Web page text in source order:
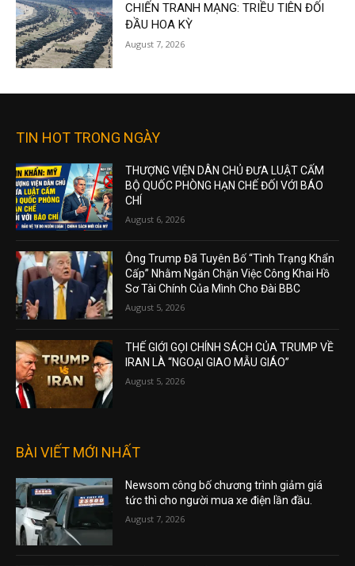
CHIẾN TRANH MẠNG: TRIỀU TIÊN ĐỐI
ĐẦU HOA KỲ
August 7, 2026
TIN HOT TRONG NGÀY
THƯỢNG VIỆN DÂN CHỦ ĐƯA LUẬT CẤM
BỘ QUỐC PHÒNG HẠN CHẾ ĐỐI VỚI BÁO
CHÍ
August 6, 2026
Ông Trump Đã Tuyên Bố “Tình Trạng Khẩn
Cấp” Nhằm Ngăn Chặn Việc Công Khai Hồ
Sơ Tài Chính Của Mình Cho Đài BBC
August 5, 2026
THẾ GIỚI GỌI CHÍNH SÁCH CỦA TRUMP VỀ
IRAN LÀ “NGOẠI GIAO MẪU GIÁO”
August 5, 2026
BÀI VIẾT MỚI NHẤT
Newsom công bố chương trình giảm giá
tức thì cho người mua xe điện lần đầu.
August 7, 2026